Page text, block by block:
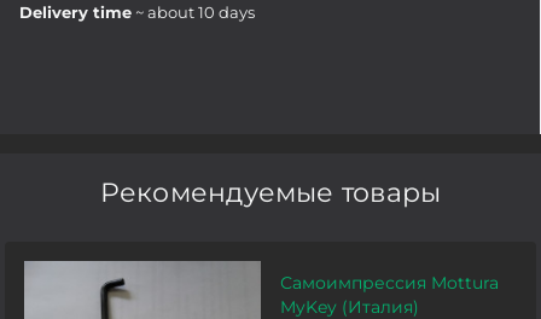
Delivery time ~ about 10 days
Рекомендуемые товары
Самоимпрессия Mottura
MyKey (Италия)